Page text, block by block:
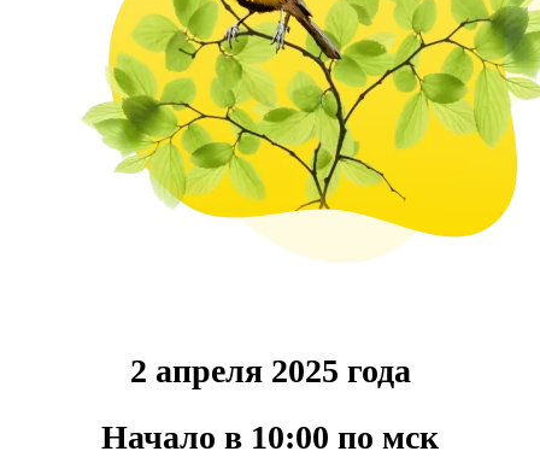
2 апреля 2025 года
Начало в 10:00 по мск